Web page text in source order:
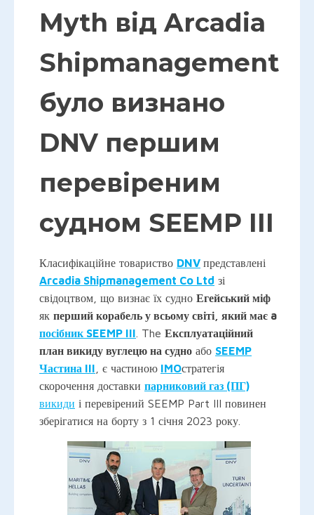
Myth від Arcadia
Shipmanagement
було визнано
DNV першим
перевіреним
судном SEEMP III
Класифікаційне товариство DNV представлені
Arcadia Shipmanagement Co Ltd зі
свідоцтвом, що визнає їх судно Егейський міф
як перший корабель у всьому світі, який має a
посібник SEEMP III . The Експлуатаційний
план викиду вуглецю на судно або SEEMP
Частина III , є частиною IMOстратегія
скорочення доставки парниковий газ (ПГ)
викиди і перевірений SEEMP Part III повинен
зберігатися на борту з 1 січня 2023 року.